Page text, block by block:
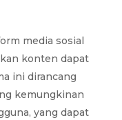
media sosial
konten dapat
ini dirancang
kemungkinan
yang dapat